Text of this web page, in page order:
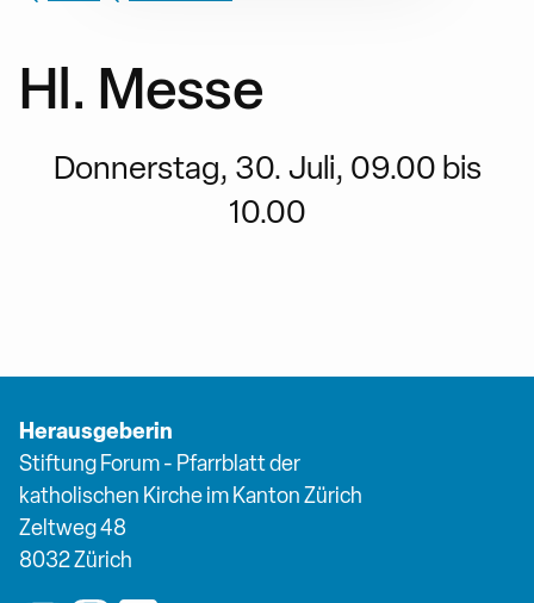
Hl. Messe
Donnerstag, 30. Juli, 09.00 bis
10.00
Herausgeberin
Stiftung Forum - Pfarrblatt der
katholischen Kirche im Kanton Zürich
Zeltweg 48
8032 Zürich